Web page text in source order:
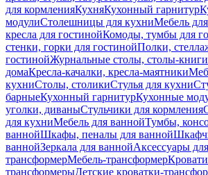
для кормленияКухняКухонный гарнитур
модулиСтолешницы для кухниМебель
кресла для гостинойКомоды, тумбы для
стенки, горки для гостинойПолки,
гостинойЖурнальные столы, столы-книги
домаКресла-качалки, кресла-маятники
кухниСтолы, столикиСтулья для кухни
барныеКухонный гарнитурКухонные
уголки, диваныСтульчики для кормления
для кухниМебель для ваннойТумбы,
ваннойШкафы, пеналы для ванной
ваннойЗеркала для ваннойАксессуары
трансформерМебель-трансформер
трансформерыДетские кроватки-